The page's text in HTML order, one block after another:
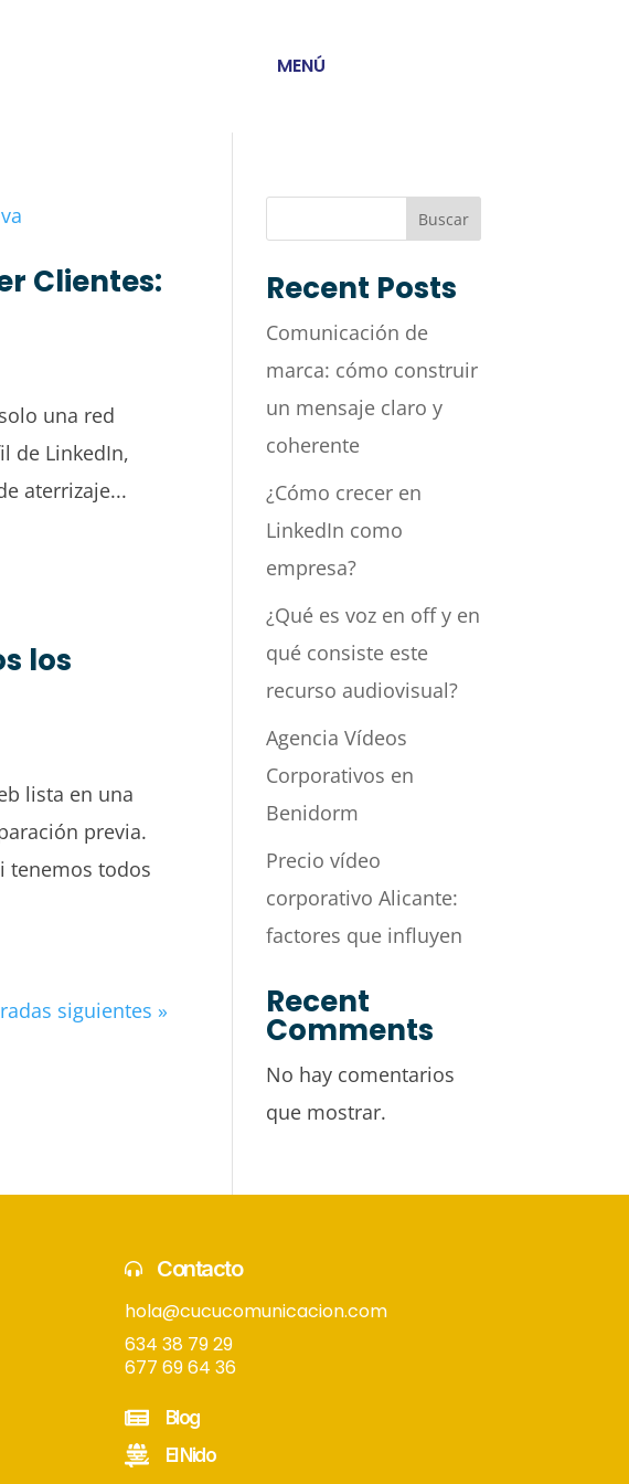
MENÚ
Clientes:
una red
de LinkedIn,
aterrizaje...
los
lista en una
previa.
tenemos todos
siguientes »
Buscar
Recent Posts
Comunicación de
marca: cómo construir
un mensaje claro y
coherente
¿Cómo crecer en
LinkedIn como
empresa?
¿Qué es voz en off y en
qué consiste este
recurso audiovisual?
Agencia Vídeos
Corporativos en
Benidorm
Precio vídeo
corporativo Alicante:
factores que influyen
Recent
Comments
No hay comentarios
que mostrar.
Contacto
hola@cucucomunicacion.com
634 38 79 29
677 69 64 36
Blog
El Nido